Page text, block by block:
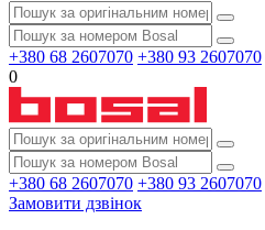
+380 68 2607070 +380 93 2607070
0
+380 68 2607070 +380 93 2607070
Замовити дзвінок